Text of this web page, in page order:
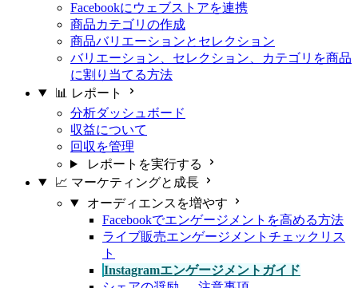
Facebookにウェブストアを連携
商品カテゴリの作成
商品バリエーションとセレクション
バリエーション、セレクション、カテゴリを商品
に割り当てる方法
📊 レポート
分析ダッシュボード
収益について
回収を管理
レポートを実行する
📈 マーケティングと成長
オーディエンスを増やす
Facebookでエンゲージメントを高める方法
ライブ販売エンゲージメントチェックリス
ト
Instagramエンゲージメントガイド